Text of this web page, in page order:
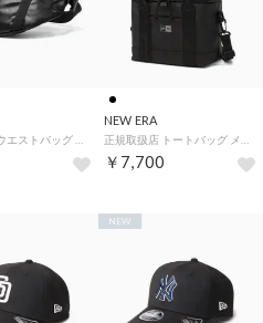
NEW ERA
￥7,700
NEW